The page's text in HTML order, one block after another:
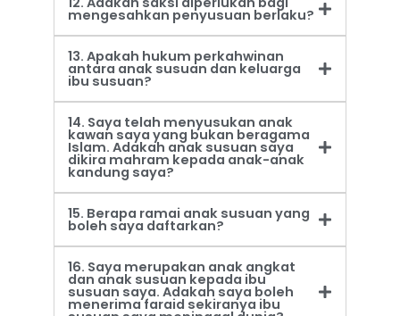
mengesahkan penyusuan berlaku?
13. Apakah hukum perkahwinan
antara anak susuan dan keluarga
ibu susuan?
14. Saya telah menyusukan anak
kawan saya yang bukan beragama
Islam. Adakah anak susuan saya
dikira mahram kepada anak-anak
kandung saya?
15. Berapa ramai anak susuan yang
boleh saya daftarkan?
16. Saya merupakan anak angkat
dan anak susuan kepada ibu
susuan saya. Adakah saya boleh
menerima faraid sekiranya ibu